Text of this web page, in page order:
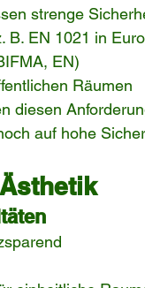
strenge
B. EN 1021 in
EN)
Räumen
diesen
auf hohe